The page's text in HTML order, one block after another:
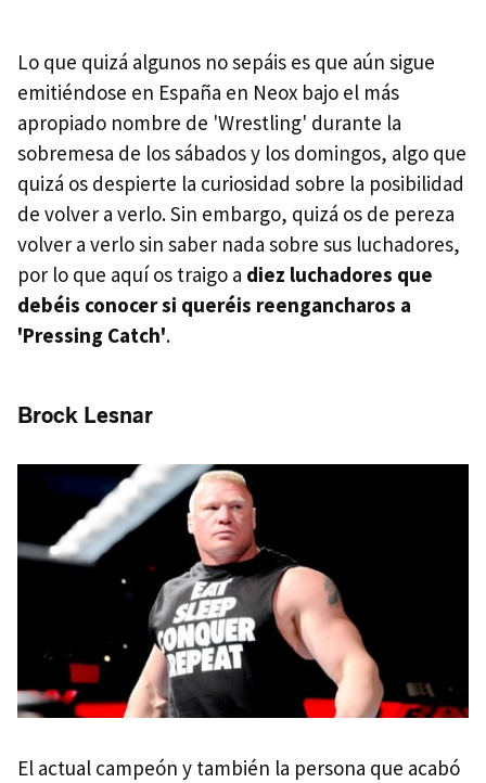
Lo que quizá algunos no sepáis es que aún sigue
emitiéndose en España en Neox bajo el más
apropiado nombre de 'Wrestling' durante la
sobremesa de los sábados y los domingos, algo que
quizá os despierte la curiosidad sobre la posibilidad
de volver a verlo. Sin embargo, quizá os de pereza
volver a verlo sin saber nada sobre sus luchadores,
por lo que aquí os traigo a diez luchadores que
debéis conocer si queréis reengancharos a
'Pressing Catch'.
Brock Lesnar
El actual campeón y también la persona que acabó